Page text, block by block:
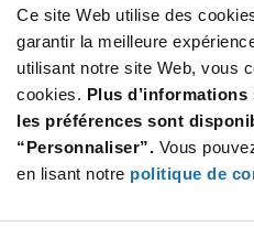
Ce site Web utilise des
garantir la meilleure
utilisant notre site Web, vous
cookies. Plus
les préférences sont
“Personnaliser”. Vous
en lisant notre politique de
30
75
125+
Information